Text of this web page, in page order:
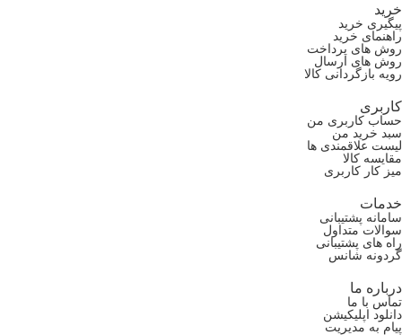
خرید
پیگیری خرید
راهنمای خرید
روش های پرداخت
روش های ارسال
رویه بازگردانی کالا
کاربری
حساب کاربری من
سبد خرید من
لیست علاقمندی ها
مقایسه کالا
میز کار کاربری
خدمات
سامانه پشتیبانی
سوالات متداول
راه های پشتیبانی
گردونه شانس
درباره ما
تماس با ما
دانلود اپلیکیشن
پیام به مدیریت